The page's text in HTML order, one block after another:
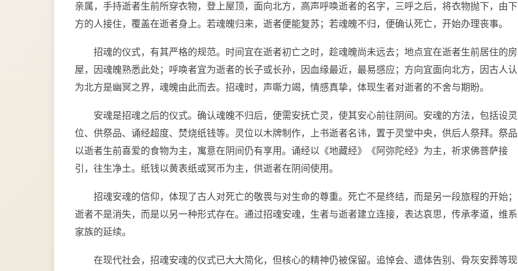
亲属，手持逝者生前所穿衣物，登上屋顶，面向北方，高声呼唤逝者的名字，三呼之后，将衣物抛下，由下
方的人接住，覆盖在逝者身上。若魂魄归来，逝者便能复苏；若魂魄不归，便确认死亡，开始办理丧事。
招魂的仪式，有其严格的规范。时间宜在逝者初亡之时，趁魂魄尚未远去；地点宜在逝者生前居住的房
屋，因魂魄熟悉此处；呼唤者宜为逝者的长子或长孙，因血缘最近，最易感应；方向宜面向北方，因古人认
为北方是幽冥之界，魂魄由此而去。招魂时，声嘶力竭，情感真挚，体现生者对逝者的不舍与期盼。
安魂是招魂之后的仪式。确认魂魄不归后，便需安抚亡灵，使其安心前往阴间。安魂的方法，包括设灵
位、供祭品、诵经超度、焚烧纸钱等。灵位以木牌制作，上书逝者名讳，置于灵堂中央，供后人祭拜。祭品
以逝者生前喜爱的食物为主，寓意在阴间仍有享用。诵经以《地藏经》《阿弥陀经》为主，祈求佛菩萨接
引，往生净土。纸钱以黄表纸或冥币为主，供逝者在阴间使用。
招魂安魂的信仰，体现了古人对死亡的敬畏与对生命的尊重。死亡不是终结，而是另一段旅程的开始；
逝者不是消失，而是以另一种形式存在。通过招魂安魂，生者与逝者建立连接，表达哀思，传承孝道，维系
家族的延续。
在现代社会，招魂安魂的仪式已大大简化，但核心的精神仍被保留。追悼会、遗体告别、骨灰安葬等现